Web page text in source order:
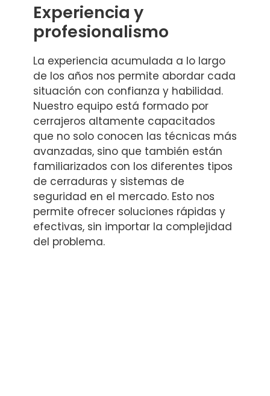
Experiencia y
profesionalismo
La experiencia acumulada a lo largo
de los años nos permite abordar cada
situación con confianza y habilidad.
Nuestro equipo está formado por
cerrajeros altamente capacitados
que no solo conocen las técnicas más
avanzadas, sino que también están
familiarizados con los diferentes tipos
de cerraduras y sistemas de
seguridad en el mercado. Esto nos
permite ofrecer soluciones rápidas y
efectivas, sin importar la complejidad
del problema.